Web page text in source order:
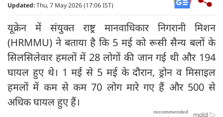
Updated:Thu, 7 May 2026 (17:06 IST)
यूक्रेन में संयुक्त राष्ट्र मानवाधिकार निगरानी मिशन
(HRMMU) ने बताया है कि 5 मई को रूसी सैन्य बलों के
सिलसिलेवार हमलों में 28 लोगों की जान गई थी और 194
घायल हुए थे। 1 मई से 5 मई के दौरान, ड्रोन व मिसाइल
हमलों में कम से कम 70 लोग मारे गए हैं और 500 से
अधिक घायल हुए हैं।